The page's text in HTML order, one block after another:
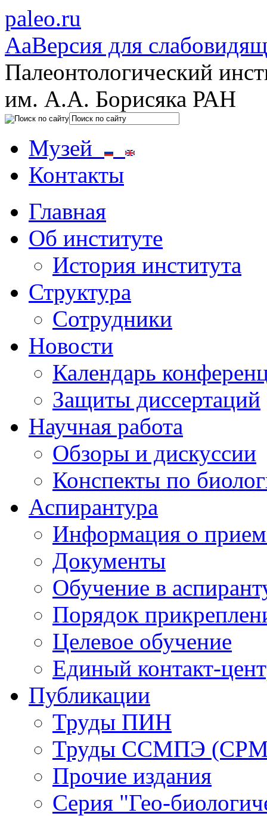
paleo.ru
AaВерсия для
Палеонтологический
им. А.А. Борисяка РАН
Музей
Контакты
Главная
Об институте
История института
Структура
Сотрудники
Новости
Календарь
Защиты диссертаций
Научная работа
Обзоры и дискуссии
Конспекты по
Аспирантура
Информация о
Документы
Обучение в
Порядок
Целевое обучение
Единый контакт-
Публикации
Труды ПИН
Труды ССМПЭ
Прочие издания
Серия "Гео-